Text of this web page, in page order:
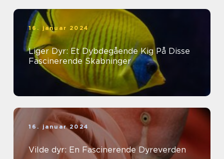
16. januar 2024
Liger Dyr: Et Dybdegående Kig På Disse
Fascinerende Skabninger
16. januar 2024
Vilde dyr: En Fascinerende Dyreverden